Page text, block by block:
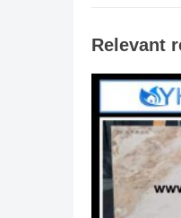
Relevant